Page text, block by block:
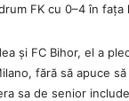
FK cu 0–4 în fața
și FC Bihor, el a
fără să apuce
sa de senior